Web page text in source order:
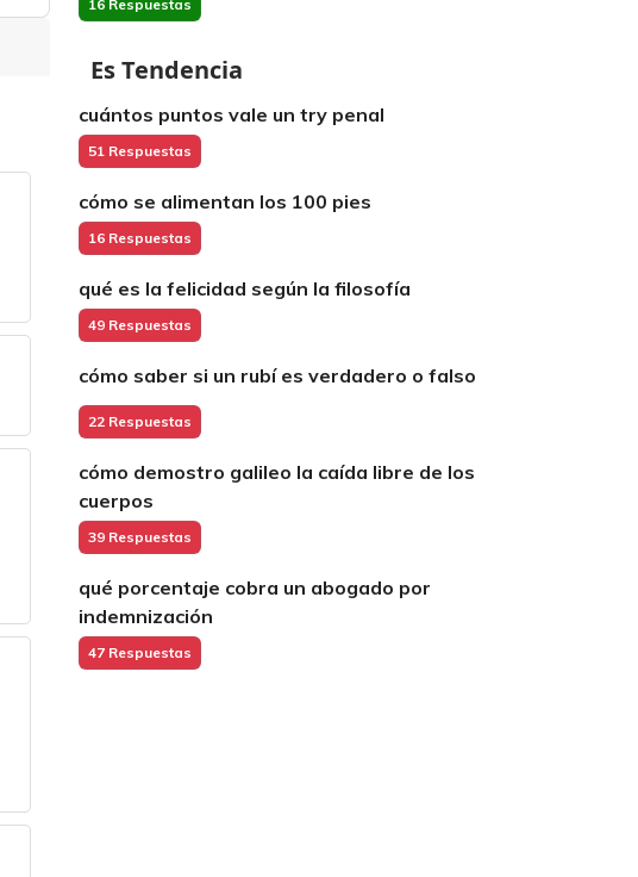
16 Respuestas
Es Tendencia
cuántos puntos vale un try penal
51 Respuestas
cómo se alimentan los 100 pies
16 Respuestas
qué es la felicidad según la filosofía
49 Respuestas
cómo saber si un rubí es verdadero o falso
22 Respuestas
cómo demostro galileo la caída libre de los
cuerpos
39 Respuestas
qué porcentaje cobra un abogado por
indemnización
47 Respuestas